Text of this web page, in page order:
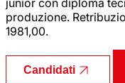
produzione.
1981,00.
Candidati